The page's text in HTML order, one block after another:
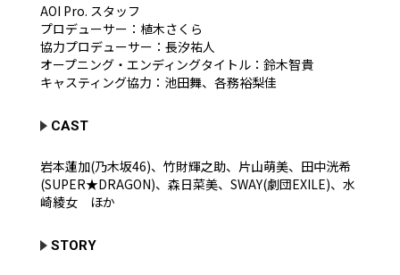
AOI Pro. スタッフ
プロデューサー：植木さくら
協力プロデューサー：長汐祐人
オープニング・エンディングタイトル：鈴木智貴
キャスティング協力：池田舞、各務裕梨佳
CAST
岩本蓮加(乃木坂46)、竹財輝之助、片山萌美、田中洸希
(SUPER★DRAGON)、森日菜美、SWAY(劇団EXILE)、水
崎綾女 ほか
STORY